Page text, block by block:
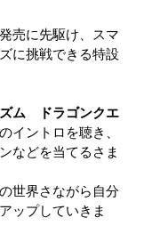
売に先駆け、スマ
に挑戦できる特設
ズム ドラゴンクエ
イントロを聴き、
などを当てるさま
世界さながら自分
ップしていきま